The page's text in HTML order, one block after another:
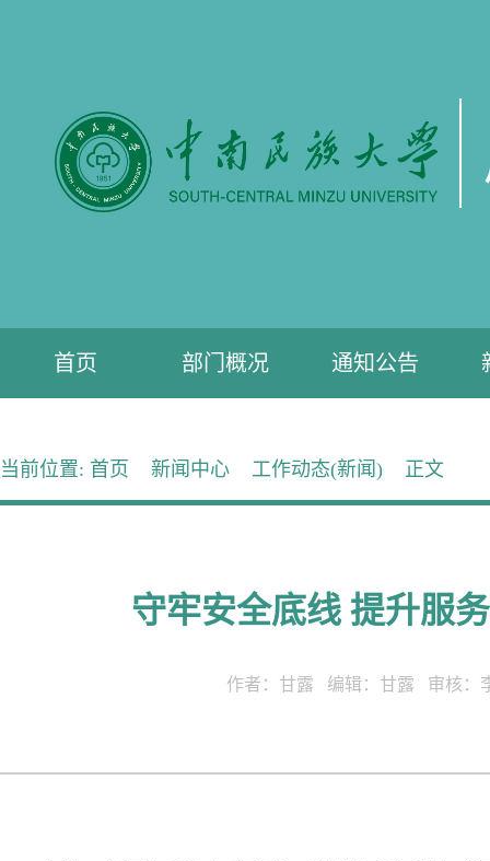
首页 部门概况 通知公告
当前位置: 首页 新闻中心 工作动态(新闻) 正文
守牢安全底线 提升服
作者：甘露 编辑：甘露 审核：